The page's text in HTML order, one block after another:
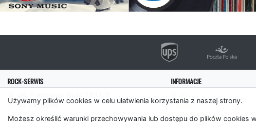
Używamy plików cookies w celu ułatwienia korzystania z naszej strony.
Możesz określić warunki przechowywania lub dostępu do plików cookies
ROCK-SERWIS
31-543 Kraków
INFORMACJE
Pomoc
Polityka cookies